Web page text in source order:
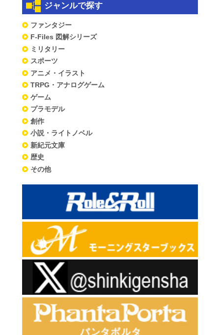
ジャンルで探す
ファンタジー
F-Files 図解シリーズ
ミリタリー
スポーツ
アニメ・イラスト
TRPG・アナログゲーム
ゲーム
プラモデル
創作
小説・ライトノベル
新紀元文庫
歴史
その他